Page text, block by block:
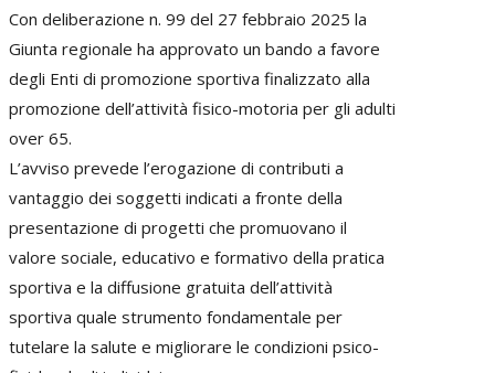
Con deliberazione n. 99 del 27 febbraio 2025 la
Giunta regionale ha approvato un bando a favore
degli Enti di promozione sportiva finalizzato alla
promozione dell’attività fisico-motoria per gli adulti
over 65.
L’avviso prevede l’erogazione di contributi a
vantaggio dei soggetti indicati a fronte della
presentazione di progetti che promuovano il
valore sociale, educativo e formativo della pratica
sportiva e la diffusione gratuita dell’attività
sportiva quale strumento fondamentale per
tutelare la salute e migliorare le condizioni psico-